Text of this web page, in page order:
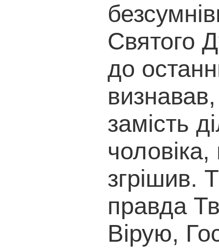
Святого
до
замість
згрішив.
правда
Вірую,